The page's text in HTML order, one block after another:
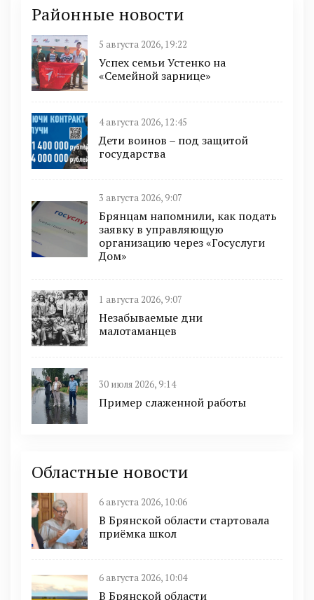
Районные новости
5 августа 2026, 19:22
Успех семьи Устенко на
«Семейной зарнице»
4 августа 2026, 12:45
Дети воинов – под защитой
государства
3 августа 2026, 9:07
Брянцам напомнили, как подать
заявку в управляющую
организацию через «Госуслуги
Дом»
1 августа 2026, 9:07
Незабываемые дни
малотаманцев
30 июля 2026, 9:14
Пример слаженной работы
Областные новости
6 августа 2026, 10:06
В Брянской области стартовала
приёмка школ
6 августа 2026, 10:04
В Брянской области